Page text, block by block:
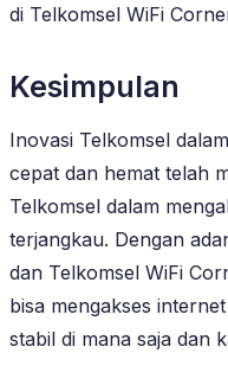
di Telkomsel WiFi
Kesimpulan
Inovasi Telkomsel
cepat dan hemat telah
Telkomsel dalam
terjangkau. Dengan
dan Telkomsel WiFi
bisa mengakses
stabil di mana saja dan